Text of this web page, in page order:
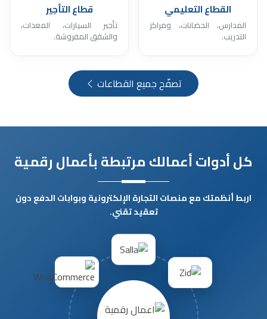
القطاع التعليمي
المدارس، الحضانات، ومراكز
التدريب.
قطاع التأجير
تأجير السيارات، المعدات،
والشقق المفروشة.
تصفّح جميع القطاعات
كل أدوات أعمالك مرتبطة بأعمال رقمية
اربط أنظمتك مع منصات التجارة الإلكترونية وبوابات الدفع دون
تعقيد تقني.